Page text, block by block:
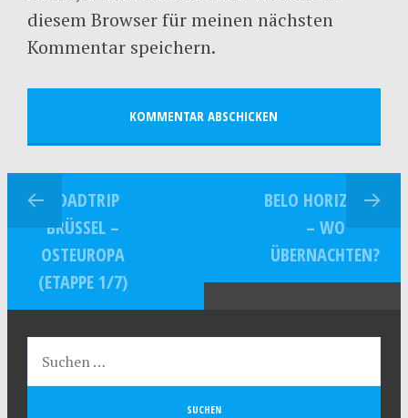
diesem Browser für meinen nächsten
Kommentar speichern.
ROADTRIP
BRÜSSEL –
OSTEUROPA
(ETAPPE 1/7)
BELO HORIZONTE
– WO
ÜBERNACHTEN?